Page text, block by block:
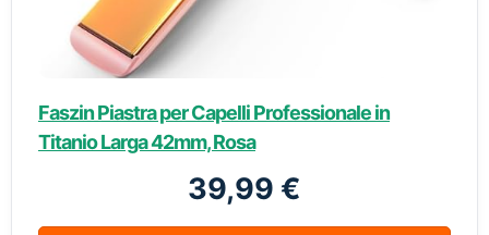
Faszin Piastra per Capelli Professionale in
Titanio Larga 42mm, Rosa
39,99 €